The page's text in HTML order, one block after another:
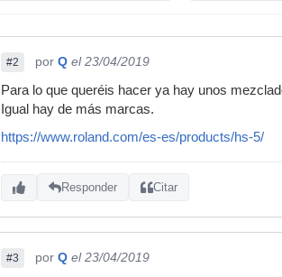
#2 por Q el 23/04/2019
Para lo que queréis hacer ya hay unos
Igual hay de más marcas.
https://www.roland.com/es-es/products/hs-5/
Responder Citar
#3 por Q el 23/04/2019